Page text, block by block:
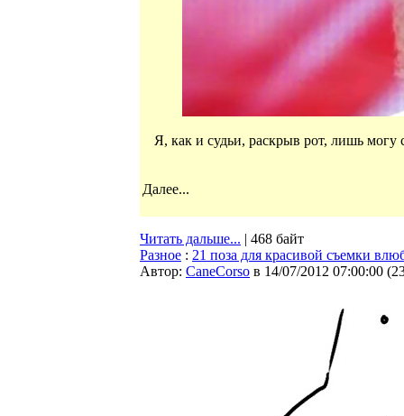
Я, как и судьи, раскрыв рот, лишь могу
Далее...
Читать дальше... | 468 байт
Разное : 21 поза для красивой съемки
Автор: CaneCorso в 14/07/2012 07:00:00 (